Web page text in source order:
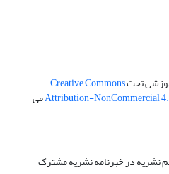
تحتCreative Commons
Attribution-NonCommercialمی
نشریه در خبرنامه نشریه مشترک